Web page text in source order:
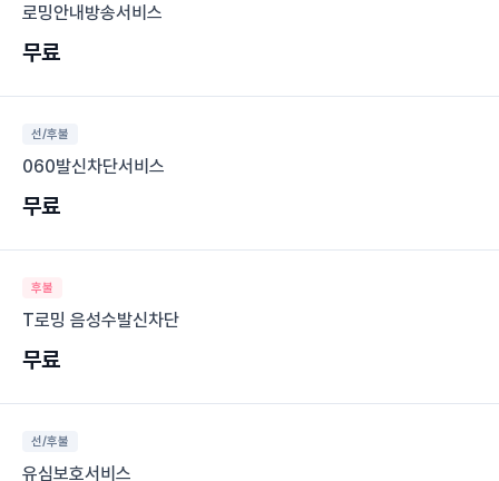
로밍안내방송서비스
무료
선/후불
060발신차단서비스
무료
후불
T로밍 음성수발신차단
무료
선/후불
유심보호서비스